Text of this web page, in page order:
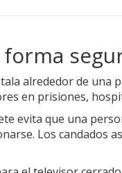
alrededor de una
en prisiones,
evita que una
Los candados